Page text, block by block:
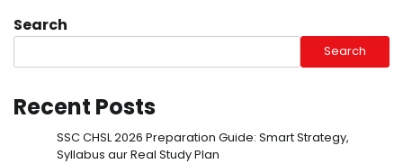
Search
Search
Recent Posts
SSC CHSL 2026 Preparation Guide: Smart Strategy,
Syllabus aur Real Study Plan